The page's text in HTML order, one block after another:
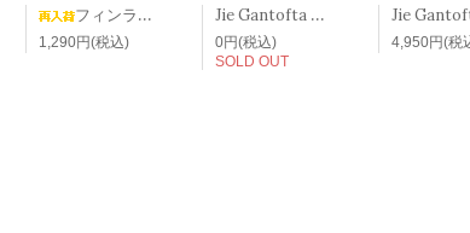
フィンランド マリアンヌ キャンディー Marianne ファッツェル Fazer 北欧 お菓子 飴
1,290円(税込)
Jie Gantofta ジィ・ガントフタ スウェーデン 陶板 ヴィンテージ 蝶 バタフライ 花 壁かけ
0円(税込)
SOLD OUT
4,950円(税